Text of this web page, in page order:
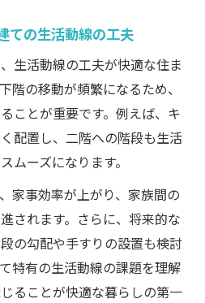
ての生活動線の工夫
生活動線の工夫が快適な住ま
階の移動が頻繁になるため、
ことが重要です。例えば、キ
配置し、二階への階段も生活
ムーズになります。
家事効率が上がり、家族間の
されます。さらに、将来的な
の勾配や手すりの設置も検討
特有の生活動線の課題を理解
ることが快適な暮らしの第一